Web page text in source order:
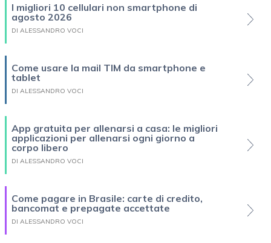
I migliori 10 cellulari non smartphone di
agosto 2026
DI ALESSANDRO VOCI
Come usare la mail TIM da smartphone e
tablet
DI ALESSANDRO VOCI
App gratuita per allenarsi a casa: le migliori
applicazioni per allenarsi ogni giorno a
corpo libero
DI ALESSANDRO VOCI
Come pagare in Brasile: carte di credito,
bancomat e prepagate accettate
DI ALESSANDRO VOCI